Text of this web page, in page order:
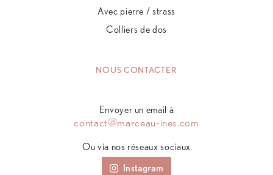
Avec pierre / strass
Colliers de dos
NOUS CONTACTER
Envoyer un email à
contact@marceau-ines.com
Ou via nos réseaux sociaux
Instagram